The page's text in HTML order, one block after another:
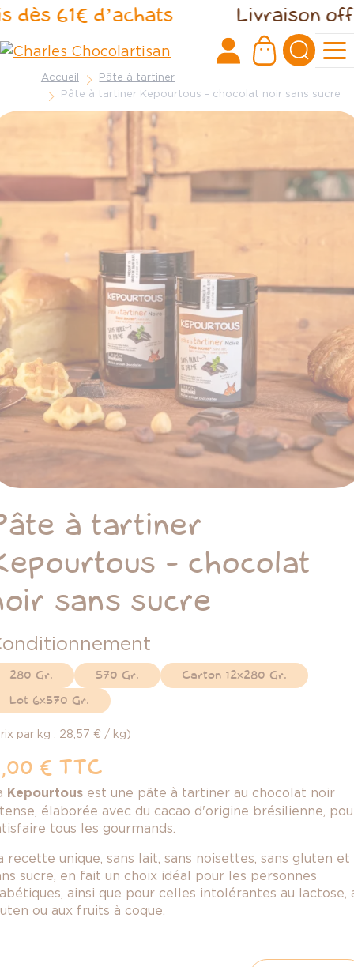
61€ d’achats Livraison
Accueil
Pâte à tartiner
Pâte à tartiner Kepourtous - chocolat noir sans sucre
à tartiner
- chocolat
sans sucre
280 Gr. 570 Gr.
Carton 12x280 Gr.
Lot 6x570 Gr.
par kg : 28,57 € / kg)
€ TTC
Kepourtous est une pâte à tartiner au chocolat noir
élaborée avec du cacao d'origine brésilienne,
tous les gourmands.
recette unique, sans lait, sans noisettes, sans gluten et
sucre, en fait un choix idéal pour les personnes
ainsi que pour celles intolérantes au lactose,
ou aux fruits à coque.
Panneau de gestion des cookies